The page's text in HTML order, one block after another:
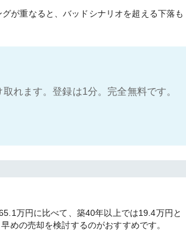
が重なると、バッドシナリオを超える下落も
れます。登録は1分。完全無料です。
万円に比べて、築40年以上では19.4万円と
めの売却を検討するのがおすすめです。